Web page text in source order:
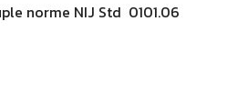
norme NIJ Std 0101.06